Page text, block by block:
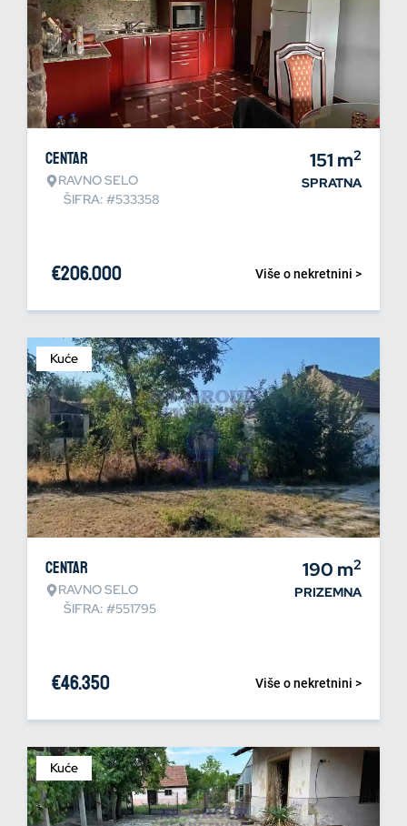
Centar
RAVNO SELO
ŠIFRA: #533358
151 m2
SPRATNA
Više o nekretnini >
€206.000
Kuće
Centar
RAVNO SELO
ŠIFRA: #551795
190 m2
PRIZEMNA
Više o nekretnini >
€46.350
Kuće